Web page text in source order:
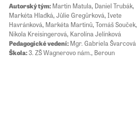
Autorský tým:Martin Matula, Daniel Trubák,
Markéta Hladká, Jůlie Gregůrková, Ivete
Havránková, Markéta Martinů, Tomáš Souček,
Nikola Kreisingerová, Karolína Jelínková
Pedagogické vedení:Mgr. Gabriela Švarcová
Škola:3. ZŠ Wagnerovo nám., Beroun